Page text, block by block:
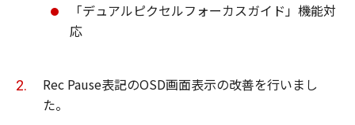
「デュアルピクセルフォーカスガイド」機能対
応
Rec Pause表記のOSD画面表示の改善を行いまし
た。